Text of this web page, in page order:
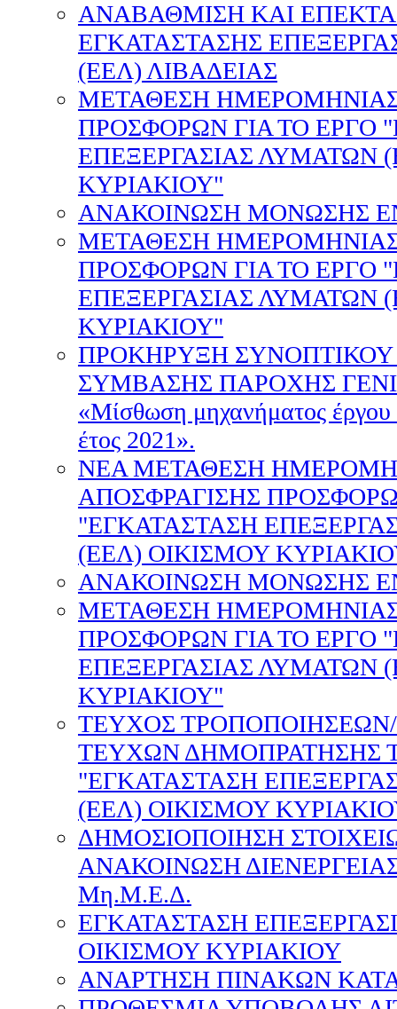
ΑΝΑΒΑΘΜΙΣΗ ΚΑΙ
ΕΓΚΑΤΑΣΤΑΣΗΣ
(ΕΕΛ) ΛΙΒΑΔΕΙΑΣ
ΜΕΤΑΘΕΣΗ
ΠΡΟΣΦΟΡΩΝ ΓΙΑ ΤΟ ΕΡΓΟ
ΕΠΕΞΕΡΓΑΣΙΑΣ ΛΥΜΑΤΩΝ
ΚΥΡΙΑΚΙΟΥ"
ΑΝΑΚΟΙΝΩΣΗ ΜΟΝΩΣΗΣ
ΜΕΤΑΘΕΣΗ
ΠΡΟΣΦΟΡΩΝ ΓΙΑ ΤΟ ΕΡΓΟ
ΕΠΕΞΕΡΓΑΣΙΑΣ ΛΥΜΑΤΩΝ
ΚΥΡΙΑΚΙΟΥ"
ΠΡΟΚΗΡΥΞΗ ΣΥΝΟΠΤΙΚΟΥ
ΣΥΜΒΑΣΗΣ ΠΑΡΟΧΗΣ
«Μίσθωση μηχανήματος έργου
έτος 2021».
ΝΕΑ ΜΕΤΑΘΕΣΗ
ΑΠΟΣΦΡΑΓΙΣΗΣ
"ΕΓΚΑΤΑΣΤΑΣΗ
(ΕΕΛ) ΟΙΚΙΣΜΟΥ
ΑΝΑΚΟΙΝΩΣΗ ΜΟΝΩΣΗΣ
ΜΕΤΑΘΕΣΗ
ΠΡΟΣΦΟΡΩΝ ΓΙΑ ΤΟ ΕΡΓΟ
ΕΠΕΞΕΡΓΑΣΙΑΣ ΛΥΜΑΤΩΝ
ΚΥΡΙΑΚΙΟΥ"
ΤΕΥΧΟΣ
ΤΕΥΧΩΝ ΔΗΜΟΠΡΑΤΗΣΗΣ
"ΕΓΚΑΤΑΣΤΑΣΗ
(ΕΕΛ) ΟΙΚΙΣΜΟΥ
ΔΗΜΟΣΙΟΠΟΙΗΣΗ
ΑΝΑΚΟΙΝΩΣΗ
Μη.Μ.Ε.Δ.
ΕΓΚΑΤΑΣΤΑΣΗ
ΟΙΚΙΣΜΟΥ ΚΥΡΙΑΚΙΟΥ
ΑΝΑΡΤΗΣΗ ΠΙΝΑΚΩΝ